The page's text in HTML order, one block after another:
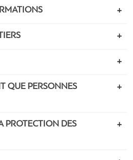
QUE PERSONNES
PROTECTION DES